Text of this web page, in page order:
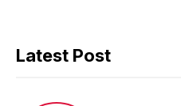
Latest Post